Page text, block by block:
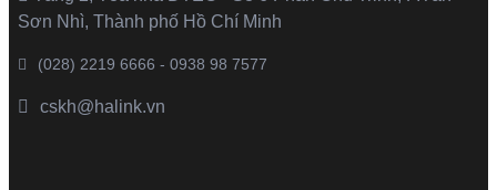
Sơn Nhì, Thành phố Hồ Chí Minh
(028) 2219 6666 - 0938 98 7577
cskh@halink.vn